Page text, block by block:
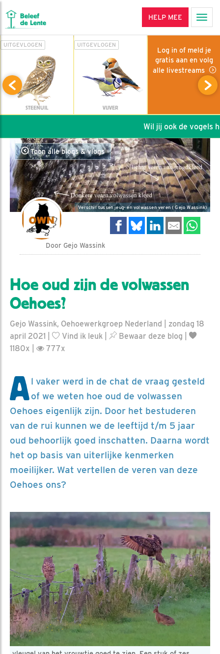
HELP MEE
UITGEVLOGEN
STEENUIL
UITGEVLOGEN
VIJVER
Log in of meld je
gratis aan en volg
alle livestreams
Wil jij ook de vogels
Toon alle blogs & vlogs
Verschil tussen jeug- en volwassen veren ( Gejo Wassink)
Door Gejo Wassink
Hoe oud zijn de volwassen
Oehoes?
Gejo Wassink, Oehoewerkgroep Nederland | zondag 18
april 2021 |
Vind ik leuk Bewaar deze blog
1180x |
777x
Al vaker werd in de chat de vraag gesteld
of we weten hoe oud de volwassen
Oehoes eigenlijk zijn. Door het bestuderen
van de rui kunnen we de leeftijd t/m 5 jaar
oud behoorlijk goed inschatten. Daarna wordt
het op basis van uiterlijke kenmerken
moeilijker. Wat vertellen de veren van deze
Oehoes ons?